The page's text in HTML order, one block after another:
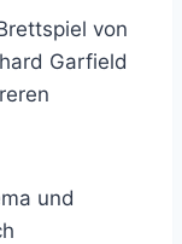
von
Garfield
und